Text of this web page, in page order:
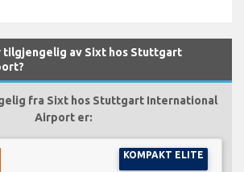
tilgjengelig av Sixt hos Stuttgart
fra Sixt hos Stuttgart International
Airport er:
KOMPAKT ELITE